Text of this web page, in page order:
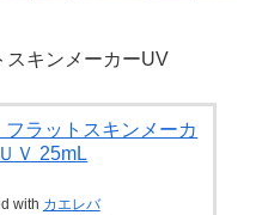
キンメーカーUV
ラットスキンメーカ
Ｖ 25mL
with カエレバ